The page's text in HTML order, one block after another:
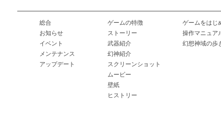
総合
お知らせ
イベント
メンテナンス
アップデート
ゲームの特徴
ストーリー
武器紹介
幻神紹介
スクリーンショット
ムービー
壁紙
ヒストリー
ゲームをはじ
操作マニュア
幻想神域の歩